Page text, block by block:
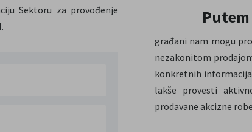
Sektoru za provođenje
građani nam mogu
nezakonitom
konkretnih
lakše provesti
prodavane akcizne